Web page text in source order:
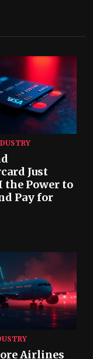
Just
the Power to
Pay for
Airlines